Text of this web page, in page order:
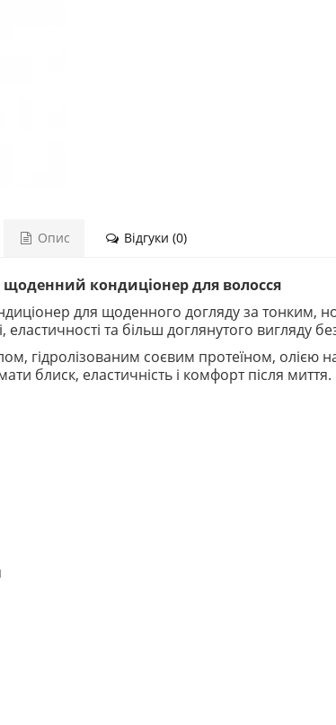
Опис Відгуки (0)
щоденний кондиціонер для волосся
для щоденного догляду за тонким,
та більш доглянутого вигляду
соєвим протеїном, олією
блиск, еластичність і комфорт після